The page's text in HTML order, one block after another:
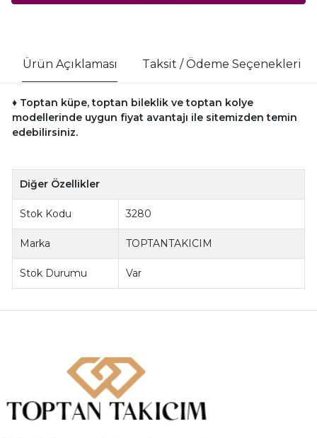
Ürün Açıklaması Taksit / Ödeme Seçenekleri
♦ Toptan küpe, toptan bileklik ve toptan kolye
modellerinde uygun fiyat avantajı ile sitemizden temin
edebilirsiniz.
Diğer Özellikler
Stok Kodu 3280
Marka TOPTANTAKICIM
Stok Durumu Var